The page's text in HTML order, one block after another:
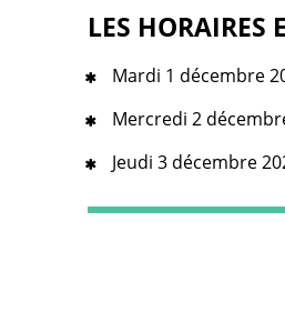
LES HORAIRES
Mardi 1 décembre
Mercredi 2
Jeudi 3 décembre